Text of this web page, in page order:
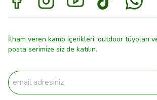
İlham veren kamp içerikleri, outdoor tüyoları
posta serimize siz de katılın.